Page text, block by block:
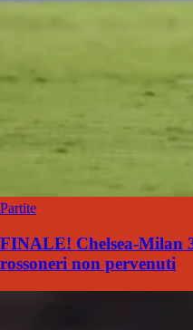
Partite
FINALE! Chelsea-Milan
rossoneri non pervenuti